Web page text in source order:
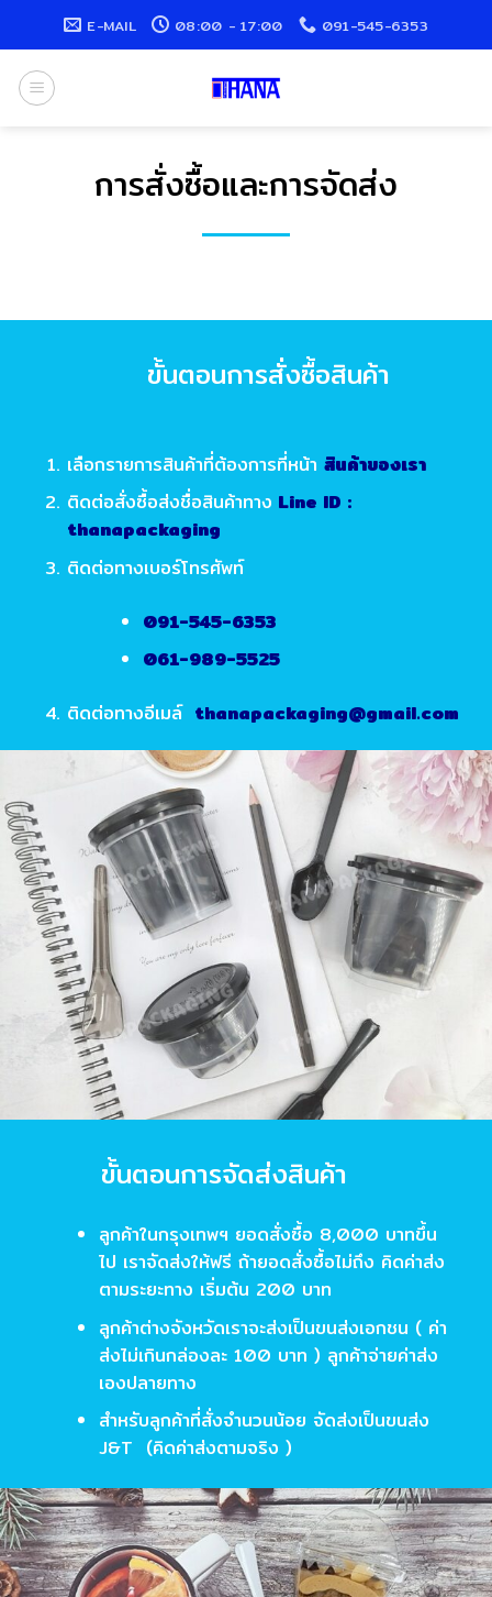
content
E-MAIL 08:00 - 17:00 091-545-6353
การสั่งซื้อและการจัดส่ง
ขั้นตอนการสั่งซื้อสินค้า
เลือกรายการสินค้าที่ต้องการที่หน้า สินค้าของเรา
ติดต่อสั่งซื้อส่งชื่อสินค้าทาง Line ID :
thanapackaging
ติดต่อทางเบอร์โทรศัพท์
091-545-6353
061-989-5525
ติดต่อทางอีเมล์ thanapackaging@gmail.com
ขั้นตอนการจัดส่งสินค้า
ลูกค้าในกรุงเทพฯ ยอดสั่งซื้อ 8,000 บาทขึ้น
ไป เราจัดส่งให้ฟรี ถ้ายอดสั่งซื้อไม่ถึง คิดค่าส่ง
ตามระยะทาง เริ่มต้น 200 บาท
ลูกค้าต่างจังหวัดเราจะส่งเป็นขนส่งเอกชน ( ค่า
ส่งไม่เกินกล่องละ 100 บาท ) ลูกค้าจ่ายค่าส่ง
เองปลายทาง
สำหรับลูกค้าที่สั่งจำนวนน้อย จัดส่งเป็นขนส่ง
J&T (คิดค่าส่งตามจริง )